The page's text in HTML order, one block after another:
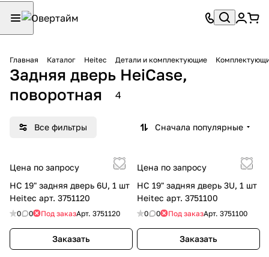
Главная Каталог Heitec Детали и комплектующие
Задняя дверь HeiCase,
поворотная
4
Все фильтры Сначала популярные
Цена по запросу
HC 19" задняя дверь 6U, 1 шт
Heitec арт. 3751120
0 0 Под заказАрт. 3751120
Заказать
Цена по запросу
HC 19" задняя дверь 3U, 1 шт
Heitec арт. 3751100
0 0 Под заказАрт. 3751100
Заказать